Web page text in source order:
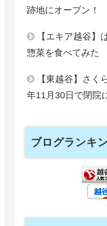
跡地にオープン！
【エキア越谷】
惣菜を食べてみた
【東越谷】さく
年11月30日で閉院
ブログランキ